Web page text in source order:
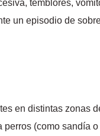
temblores,
un episodio de
en distintas zonas
(como sandía